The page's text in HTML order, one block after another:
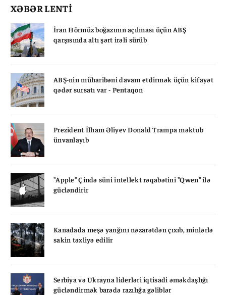
XƏBƏR LENTİ
İran Hörmüz boğazının açılması üçün ABŞ
qarşısında altı şərt irəli sürüb
ABŞ-nin müharibəni davam etdirmək üçün kifayət
qədər sursatı var - Pentaqon
Prezident İlham Əliyev Donald Trampa məktub
ünvanlayıb
"Apple" Çində süni intellekt rəqabətini "Qwen" ilə
gücləndirir
Kanadada meşə yanğını nəzarətdən çıxıb, minlərlə
sakin təxliyə edilir
Serbiya və Ukrayna liderləri iqtisadi əməkdaşlığı
gücləndirmək barədə razılığa gəliblər